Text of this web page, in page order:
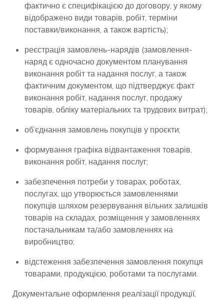
фактично є специфікацією до договору, у якому
відображено види товарів, робіт, терміни
поставки/виконання, а також вартість);
реєстрація замовлень-нарядів (замовлення-
наряд є одночасно документом планування
виконання робіт та надання послуг, а також
фактичним документом, що підтверджує факт
виконання робіт, надання послуг, продажу
товарів, обліку матеріальних та трудових витрат);
об’єднання замовлень покупців у проєкти;
формування графіка відвантаження товарів,
виконання робіт, надання послуг;
забезпечення потреби у товарах, роботах,
послугах, що утворюється замовленнями
покупців шляхом резервування вільних залишків
товарів на складах, розміщення у замовленнях
постачальникам та/або замовленнях на
виробництво;
відстеження забезпечення замовлення покупця
товарами, продукцією, роботами та послугами.
Документальне оформлення реалізації продукції,